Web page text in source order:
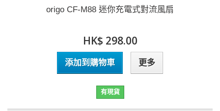
origo CF-M88 迷你充電式對流風扇
HK$ 298.00
添加到購物車 更多
有現貨